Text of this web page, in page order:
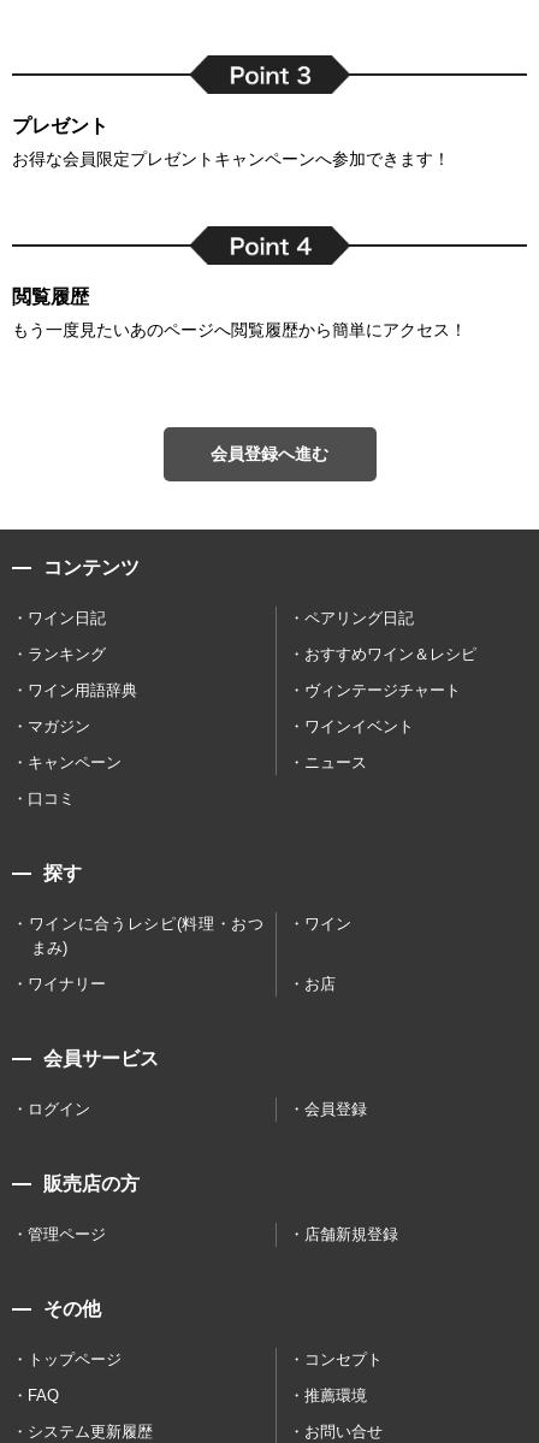
プレゼント
お得な会員限定プレゼントキャンペーンへ参加できます！
閲覧履歴
もう一度見たいあのページへ閲覧履歴から簡単にアクセス！
会員登録へ進む
コンテンツ
ワイン日記
ペアリング日記
ランキング
おすすめワイン＆レシピ
ワイン用語辞典
ヴィンテージチャート
マガジン
ワインイベント
キャンペーン
ニュース
口コミ
探す
ワインに合うレシピ(料理・おつ
まみ)
ワイン
ワイナリー お店
会員サービス
ログイン 会員登録
販売店の方
管理ページ 店舗新規登録
その他
トップページ
コンセプト
FAQ
推薦環境
システム更新履歴
お問い合せ